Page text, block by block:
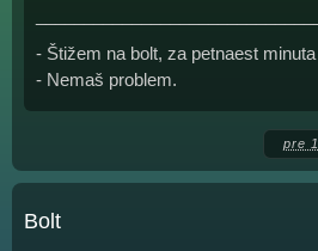
- Štižem na bolt, za petnaest
- Nemaš problem.
pre
Bolt